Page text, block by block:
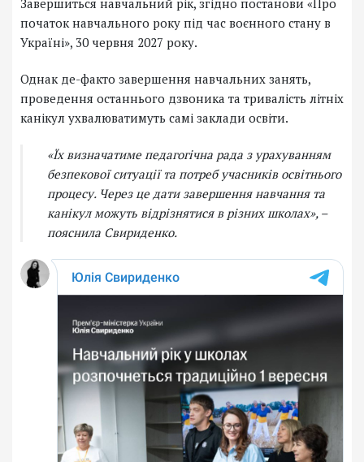
Завершиться навчальний рік, згідно постанови «Про
початок навчального року під час воєнного стану в
Україні», 30 червня 2027 року.
Однак де-факто завершення навчальних занять,
проведення останнього дзвоника та тривалість літніх
канікул ухвалюватимуть самі заклади освіти.
«Їх визначатиме педагогічна рада з урахуванням
безпекової ситуації та потреб учасників освітнього
процесу. Через це дати завершення навчання та
канікул можуть відрізнятися в різних школах»,–
пояснила Свириденко.